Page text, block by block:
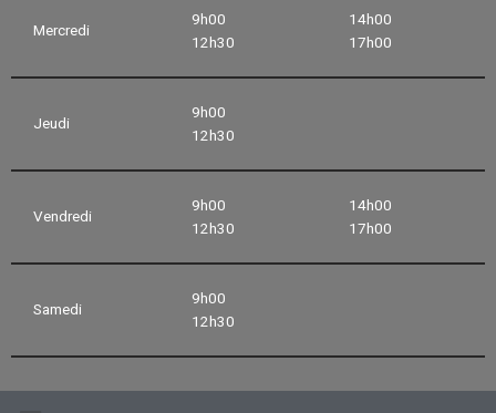
Mercredi
9h00
12h30
14h00
17h00
Jeudi
9h00
12h30
Vendredi
9h00
12h30
14h00
17h00
Samedi
9h00
12h30